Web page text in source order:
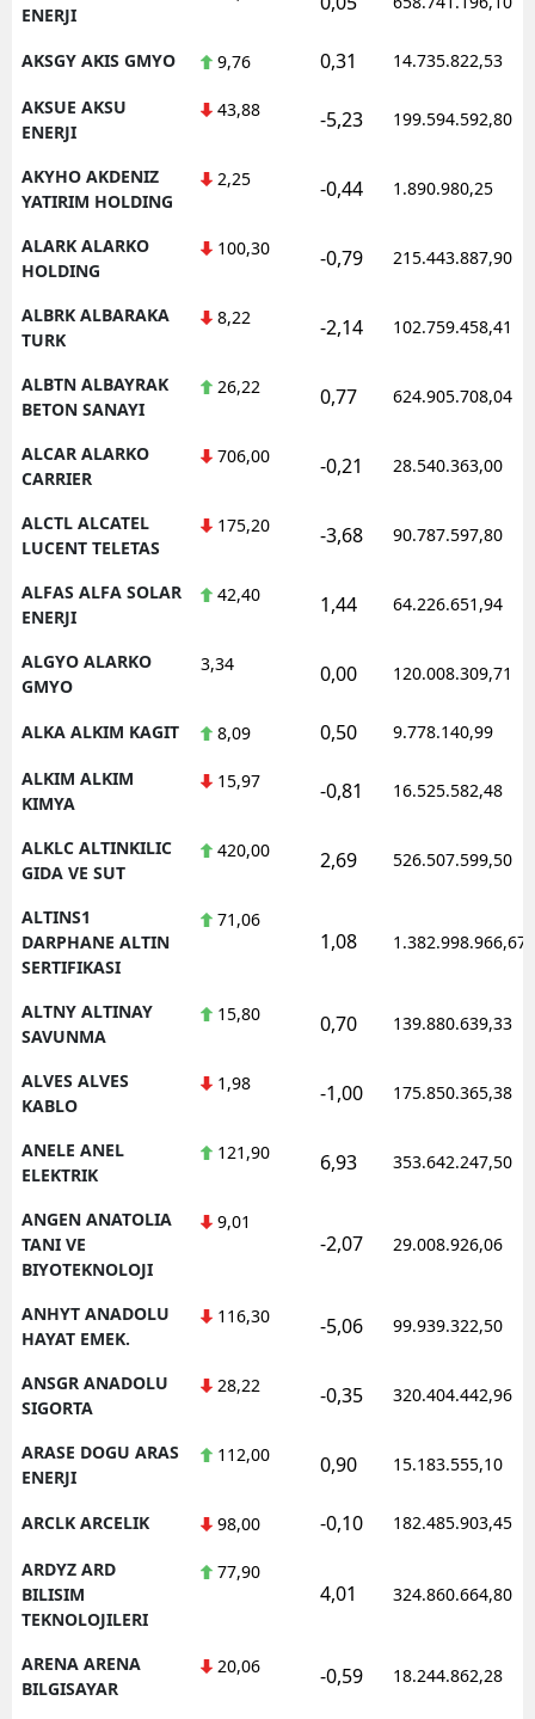
ENERJI
AKSGY AKIS GMYO 9,76 0,31 14.735.822,53
AKSUE AKSU
ENERJI
43,88 -5,23 199.594.592,80
AKYHO AKDENIZ
YATIRIM HOLDING
2,25 -0,44 1.890.980,25
ALARK ALARKO
HOLDING
100,30 -0,79 215.443.887,90
ALBRK ALBARAKA
TURK
8,22 -2,14 102.759.458,41
ALBTN ALBAYRAK
BETON SANAYI
26,22 0,77 624.905.708,04
ALCAR ALARKO
CARRIER
706,00 -0,21 28.540.363,00
ALCTL ALCATEL
LUCENT TELETAS
175,20 -3,68 90.787.597,80
ALFAS ALFA SOLAR
ENERJI
42,40 1,44 64.226.651,94
ALGYO ALARKO
GMYO
3,34 0,00 120.008.309,71
ALKA ALKIM KAGIT 8,09 0,50 9.778.140,99
ALKIM ALKIM
KIMYA
15,97 -0,81 16.525.582,48
ALKLC ALTINKILIC
GIDA VE SUT
420,00 2,69 526.507.599,50
ALTINS1
DARPHANE ALTIN
SERTIFIKASI
71,06
1,08 1.382.998.966,67
ALTNY ALTINAY
SAVUNMA
15,80 0,70 139.880.639,33
ALVES ALVES
KABLO
1,98 -1,00 175.850.365,38
ANELE ANEL
ELEKTRIK
121,90 6,93 353.642.247,50
ANGEN ANATOLIA
TANI VE
BIYOTEKNOLOJI
9,01
-2,07 29.008.926,06
ANHYT ANADOLU
HAYAT EMEK.
116,30 -5,06 99.939.322,50
ANSGR ANADOLU
SIGORTA
28,22 -0,35 320.404.442,96
ARASE DOGU ARAS
ENERJI
112,00 0,90 15.183.555,10
ARCLK ARCELIK 98,00 -0,10 182.485.903,45
ARDYZ ARD
BILISIM
TEKNOLOJILERI
77,90
4,01 324.860.664,80
ARENA ARENA
BILGISAYAR
20,06 -0,59 18.244.862,28